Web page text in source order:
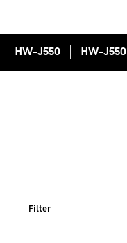
HW-J550 HW-J550
Filter